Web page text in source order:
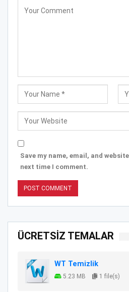
Save my name, email, and
next time I comment.
ÜCRETSİZ TEMALAR
WT Temizlik
5.23 MB 1 file(s)